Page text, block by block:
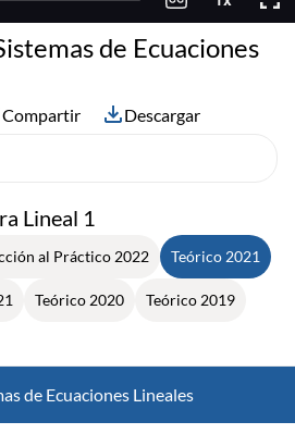
Lineal 1
al Práctico 2022 Teórico 2021
Teórico 2020 Teórico 2019
de Ecuaciones Lineales
de Ecuaciones
Compartir Descargar